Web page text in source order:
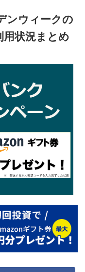
ンウィークの
用状況まとめ